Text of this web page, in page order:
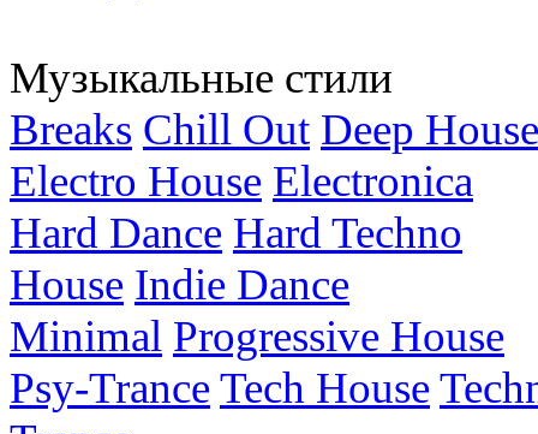
Музыкальные стили
Breaks Chill Out Deep House
Electro House Electronica
Hard Dance Hard Techno
House Indie Dance
Minimal Progressive House
Psy-TranceTech House